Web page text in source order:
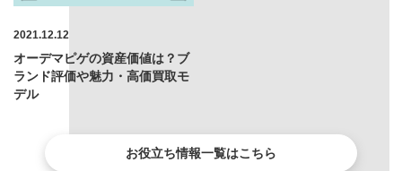
2021.12.12
オーデマピゲの資産価値は？ブ
ランド評価や魅力・高価買取モ
デル
お役立ち情報一覧はこちら